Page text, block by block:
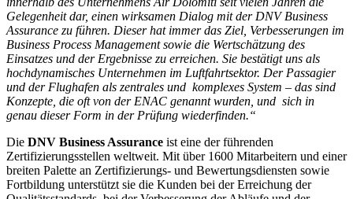
Gelegenheit dar, einen wirksamen Dialog mit der DNV Business
Assurance zu führen. Dieser hat immer das Ziel, Verbesserungen im
Business Process Management sowie die Wertschätzung des
Einsatzes und der Ergebnisse zu erreichen. Sie bestätigt uns als
hochdynamisches Unternehmen im Luftfahrtsektor. Der Passagier
und der Flughafen als zentrales und komplexes System – das sind
Konzepte, die oft von der ENAC genannt wurden, und sich in
genau dieser Form in der Prüfung wiederfinden.“
Die DNV Business Assurance ist eine der führenden
Zertifizierungsstellen weltweit. Mit über 1600 Mitarbeitern und einer
breiten Palette an Zertifizierungs- und Bewertungsdiensten sowie
Fortbildung unterstützt sie die Kunden bei der Erreichung der